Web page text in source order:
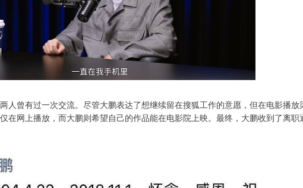
人曾有过一次交流。尽管大鹏表达了想继续留在搜狐工作的意愿，但在电影播放
在网上播放，而大鹏则希望自己的作品能在电影院上映。最终，大鹏收到了离职